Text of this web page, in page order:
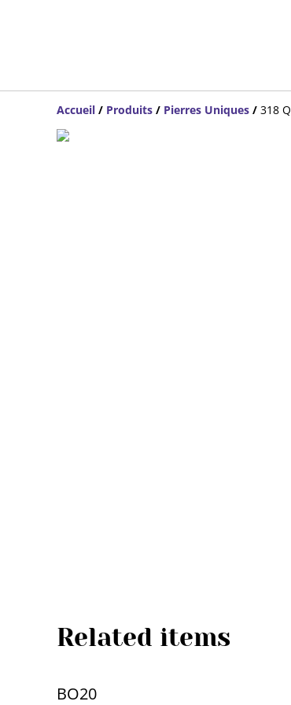
Accueil / Produits / Pierres Uniques / 318
Related items
BO20